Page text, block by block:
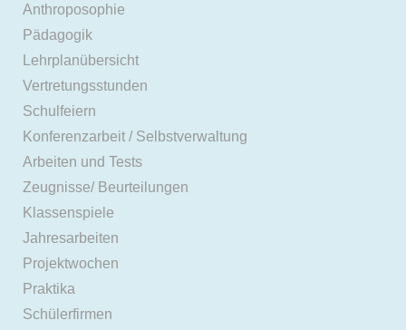
Anthroposophie
Pädagogik
Lehrplanübersicht
Vertretungsstunden
Schulfeiern
Konferenzarbeit / Selbstverwaltung
Arbeiten und Tests
Zeugnisse/ Beurteilungen
Klassenspiele
Jahresarbeiten
Projektwochen
Praktika
Schülerfirmen